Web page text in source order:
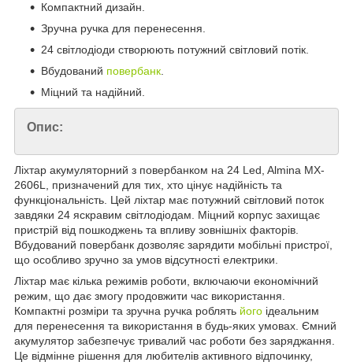
Компактний дизайн.
Зручна ручка для перенесення.
24 світлодіоди створюють потужний світловий потік.
Вбудований повербанк.
Міцний та надійний.
Опис:
Ліхтар акумуляторний з повербанком на 24 Led, Almina MX-
2606L, призначений для тих, хто цінує надійність та
функціональність. Цей ліхтар має потужний світловий поток
завдяки 24 яскравим світлодіодам. Міцний корпус захищає
пристрій від пошкоджень та впливу зовнішніх факторів.
Вбудований повербанк дозволяє зарядити мобільні пристрої,
що особливо зручно за умов відсутності електрики.
Ліхтар має кілька режимів роботи, включаючи економічний
режим, що дає змогу продовжити час використання.
Компактні розміри та зручна ручка роблять його ідеальним
для перенесення та використання в будь-яких умовах. Ємний
акумулятор забезпечує тривалий час роботи без заряджання.
Це відмінне рішення для любителів активного відпочинку,